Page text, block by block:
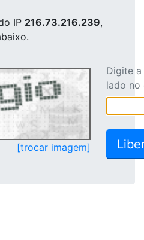
IP 216.73.216.239,
[trocar imagem]
Digite
lado no